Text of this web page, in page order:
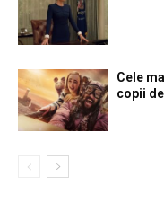
Cele
copii